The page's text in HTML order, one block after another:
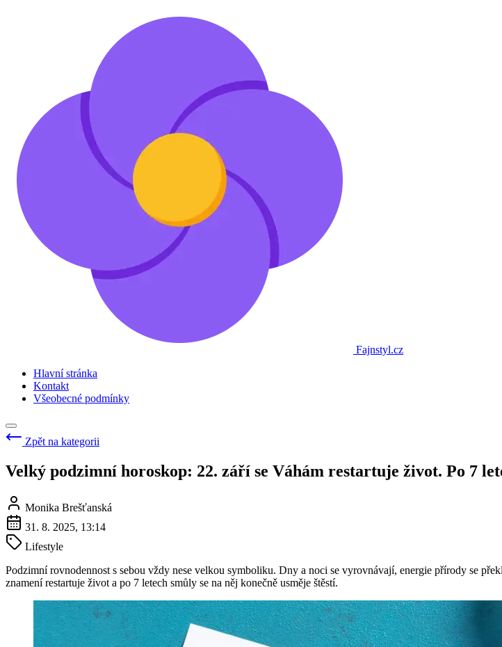
Fajnstyl.cz
Hlavní stránka
Kontakt
Všeobecné podmínky
Zpět na kategorii
Velký podzimní horoskop: 22. září se Váhám restartuje život. Po 7
Monika Brešťanská
31. 8. 2025, 13:14
Lifestyle
Podzimní rovnodennost s sebou vždy nese velkou symboliku. Dny a noci se vyrovnávají, energie přírody se
znamení restartuje život a po 7 letech smůly se na něj konečně usměje štěstí.